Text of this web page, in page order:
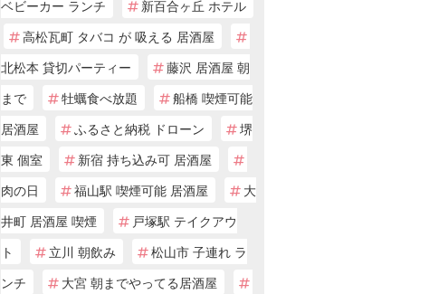
ベビーカー ランチ
新百合ヶ丘 ホテル
高松瓦町 タバコ が 吸える 居酒屋
北松本 貸切パーティー
藤沢 居酒屋 朝
まで
牡蠣食べ放題
船橋 喫煙可能
居酒屋
ふるさと納税 ドローン
堺
東 個室
新宿 持ち込み可 居酒屋
肉の日
福山駅 喫煙可能 居酒屋
大
井町 居酒屋 喫煙
戸塚駅 テイクアウ
ト
立川 朝飲み
松山市 子連れ ラ
ンチ
大宮 朝までやってる居酒屋